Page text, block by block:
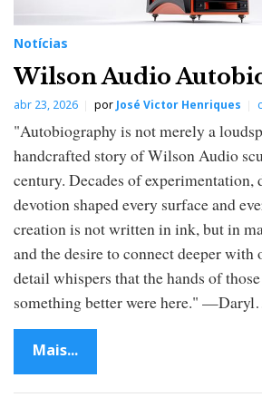
Notícias
Wilson Audio
abr 23, 2026 porJosé Victor Henriques
"Autobiography is not merely a
handcrafted story of Wilson Audio
century. Decades of experimentation,
devotion shaped every surface and
creation is not written in ink, but in
and the desire to connect deeper with
detail whispers that the hands of
something better were here."
Mais...